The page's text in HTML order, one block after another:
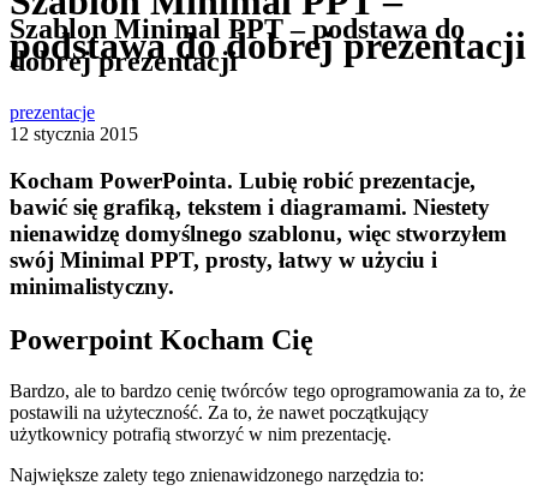
podstawa do dobrej prezentacji
Szablon Minimal PPT – podstawa do
dobrej prezentacji
prezentacje
12 stycznia 2015
Kocham PowerPointa. Lubię robić prezentacje,
bawić się grafiką, tekstem i diagramami. Niestety
nienawidzę domyślnego szablonu, więc stworzyłem
swój Minimal PPT, prosty, łatwy w użyciu i
minimalistyczny.
Powerpoint Kocham Cię
Bardzo, ale to bardzo cenię twórców tego oprogramowania za to, że
postawili na użyteczność. Za to, że nawet początkujący
użytkownicy potrafią stworzyć w nim prezentację.
Największe zalety tego znienawidzonego narzędzia to: